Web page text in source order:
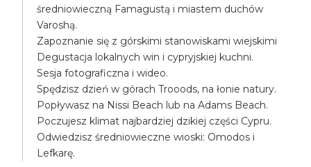
średniowieczną Famagustą i miastem duchów
Varoshą.
Zapoznanie się z górskimi stanowiskami wiejskimi
Degustacja lokalnych win i cypryjskiej kuchni.
Sesja fotograficzna i wideo.
Spędzisz dzień w górach Trooods, na łonie natury.
Popływasz na Nissi Beach lub na Adams Beach.
Poczujesz klimat najbardziej dzikiej części Cypru.
Odwiedzisz średniowieczne wioski: Omodos i
Lefkarę.